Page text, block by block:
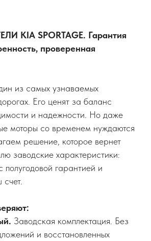
KIA SPORTAGE. Гарантия
проверенная
из самых узнаваемых
Его ценят за баланс
и надежности. Но даже
моторы со временем нуждаются
решение, которое вернет
заводские характеристики:
полугодовой гарантией и
Заводская комплектация. Без
и восстановленных